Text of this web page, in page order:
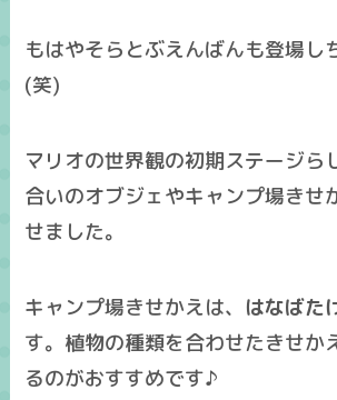
もはやそらとぶえんばんも登場し
(笑)
マリオの世界観の初期ステージら
合いのオブジェやキャンプ場きせ
せました。
キャンプ場きせかえは、 はなばた
す。植物の種類を合わせたきせか
るのがおすすめです♪